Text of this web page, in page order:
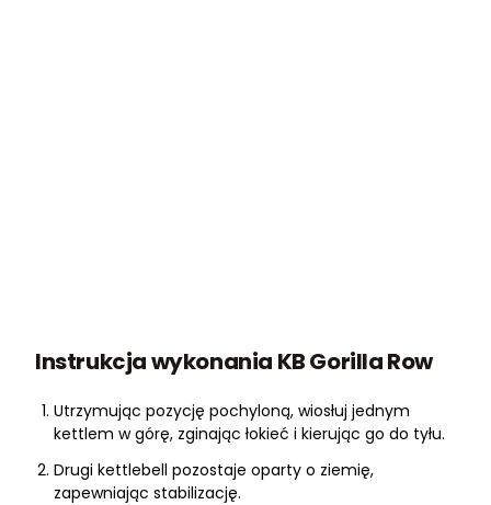
Instrukcja wykonania KB Gorilla Row
Utrzymując pozycję pochyloną, wiosłuj jednym
kettlem w górę, zginając łokieć i kierując go do tyłu.
Drugi kettlebell pozostaje oparty o ziemię,
zapewniając stabilizację.